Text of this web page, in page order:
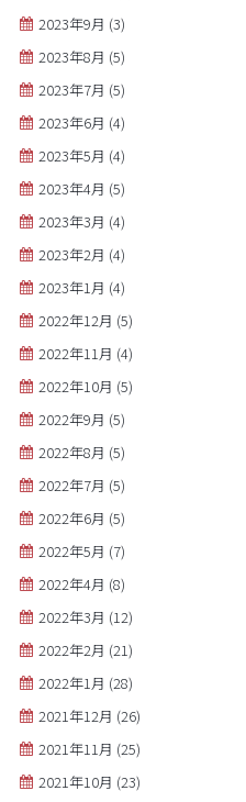
2023年9月 (3)
2023年8月 (5)
2023年7月 (5)
2023年6月 (4)
2023年5月 (4)
2023年4月 (5)
2023年3月 (4)
2023年2月 (4)
2023年1月 (4)
2022年12月 (5)
2022年11月 (4)
2022年10月 (5)
2022年9月 (5)
2022年8月 (5)
2022年7月 (5)
2022年6月 (5)
2022年5月 (7)
2022年4月 (8)
2022年3月 (12)
2022年2月 (21)
2022年1月 (28)
2021年12月 (26)
2021年11月 (25)
2021年10月 (23)